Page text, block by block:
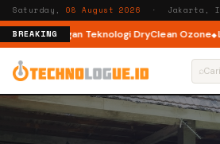
Saturday,08 August 2026 · Jakarta,
BREAKING
Load dengan Teknologi DryClean Ozone
⌕